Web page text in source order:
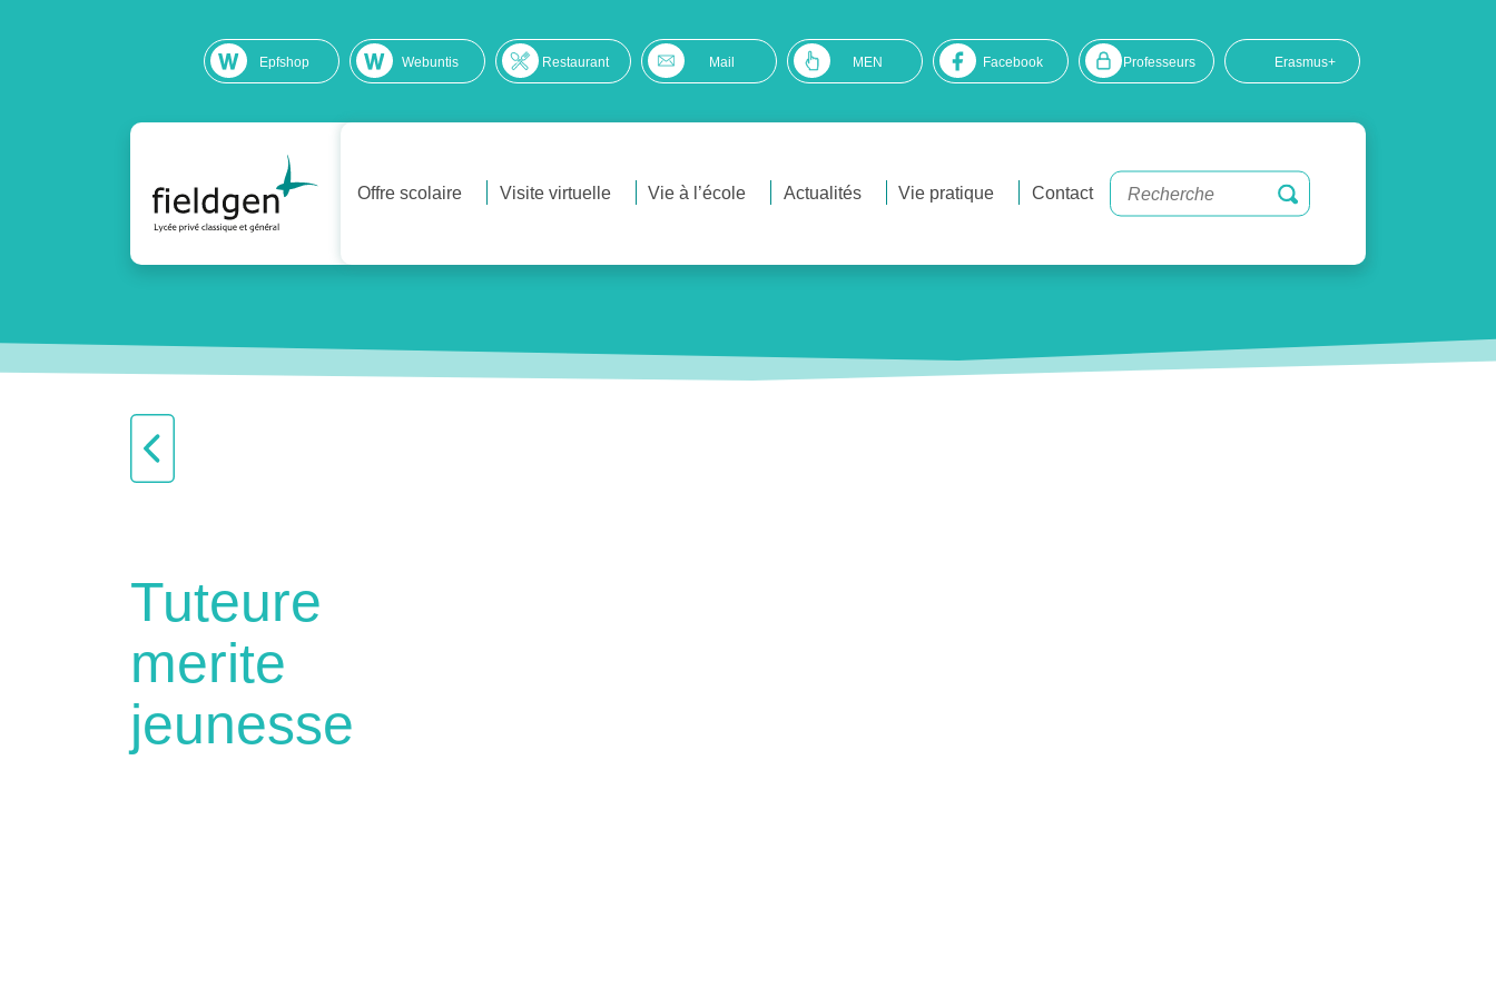
Epfshop Webuntis Restaurant Mail MEN Facebook Professeurs Erasmus+
Offre scolaire Visite virtuelle Vie à l’école Actualités Vie pratique Contact
Tuteure
merite
jeunesse